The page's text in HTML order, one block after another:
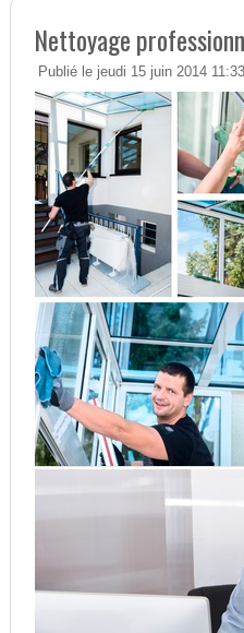
Nettoyage
Publié le jeudi 15 juin 2014 11:33